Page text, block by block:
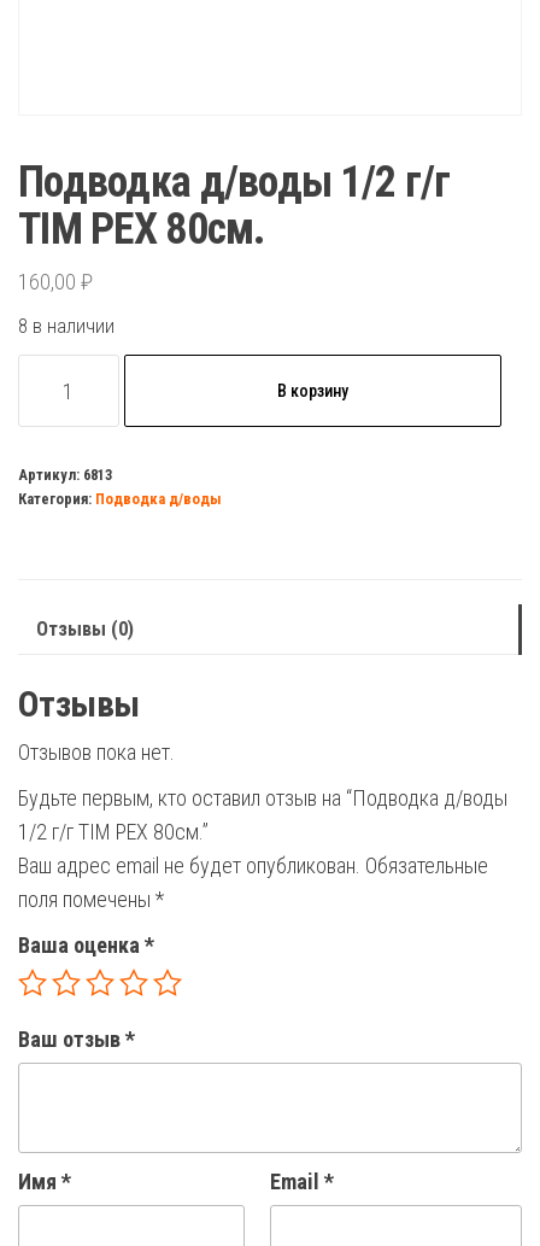
Подводка д/воды 1/2 г/г
TIM PEX 80см.
160,00 ₽
8 в наличии
товара
д/
воды
TIM
80см.
В корзину
Артикул: 6813
Категория: Подводка д/воды
Отзывы (0)
Отзывы
Отзывов пока нет.
Будьте первым, кто оставил отзыв на “Подводка д/воды
1/2 г/г TIM PEX 80см.”
Ваш адрес email не будет опубликован. Обязательные
поля помечены *
Ваша оценка *
Ваш отзыв*
Имя * Email *